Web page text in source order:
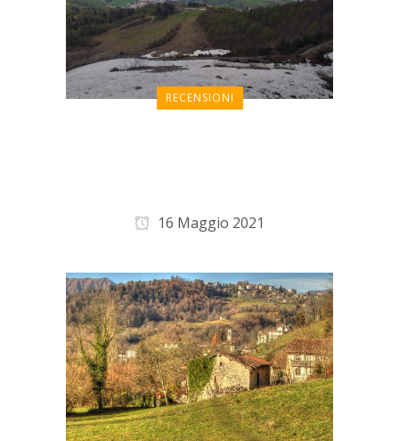
RECENSIONI
16 Maggio 2021